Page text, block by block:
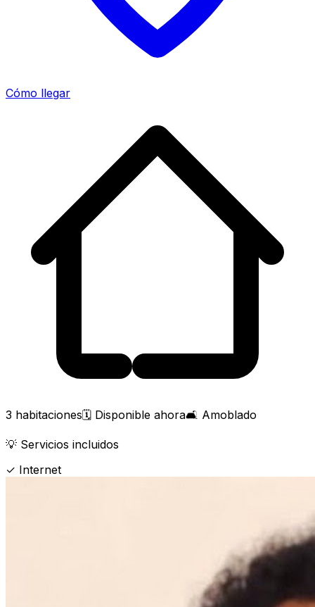
Cómo llegar
3 habitaciones🗓️ Disponible ahora🛋️ Amoblado
💡 Servicios incluidos
✓ Internet